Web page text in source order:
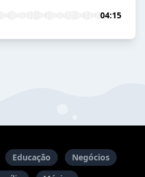
04:15
Educação
Negócios